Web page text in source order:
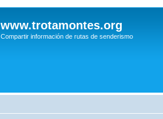
www.trotamontes.org
Compartir información de rutas de senderismo